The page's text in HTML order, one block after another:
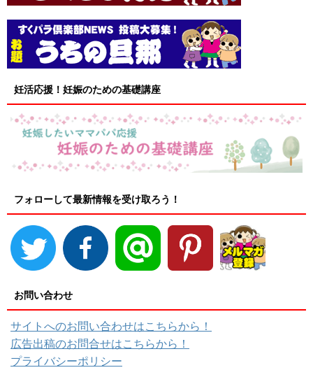
妊活応援！妊娠のための基礎講座
フォローして最新情報を受け取ろう！
お問い合わせ
サイトへのお問い合わせはこちらから！
広告出稿のお問合せはこちらから！
プライバシーポリシー